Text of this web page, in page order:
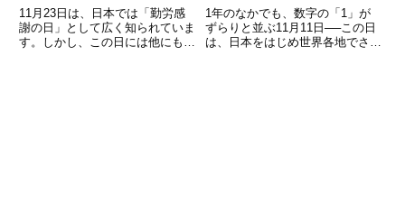
11月23日は、日本では「勤労感
謝の日」として広く知られていま
す。しかし、この日には他にも多
1年のなかでも、数字の「1」が
ずらりと並ぶ11月11日──この日
は、日本をはじめ世界各地でさま